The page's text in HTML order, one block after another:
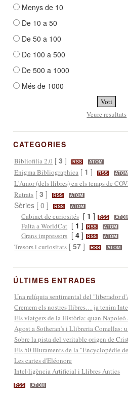
Menys de 10
De 10 a 50
De 50 a 100
De 100 a 500
De 500 a 1000
Més de 1000
Veure resultats
CATEGORIES
Bibliofilia 2.0 [3 ] RSS ATOM
Enigma Bibliographica [ 1 ] RSS ATOM
L'Amor (dels llibres) en els temps de
Retrats [3 ] RSS ATOM
Sèries [ 0 ] RSS ATOM
Cabinet de curiosités [ 1 ] RSS ATOM
Falta a WorldCat [ 1 ] RSS ATOM
Grans impressors [4 ] RSS ATOM
Tresors i curiositats [57 ] RSS ATOM
ÚLTIMES ENTRADES
Una relíquia sentimental del "liberador
Cremem els nostres llibres… ja tenim
Els viatgers de la Història: quan Napoleó
Agost a Sotheran’s i Llibreria Comellas:
Sobre la pista del veritable origen de
Els 50 lliuraments de la "Encyclopédie
Les cartes d'Eléonore
Intel·ligència Artificial i Llibres Antics
RSS ATOM